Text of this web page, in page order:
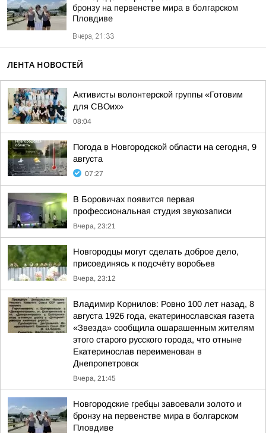
бронзу на первенстве мира в болгарском
Пловдиве
Вчера, 21:33
ЛЕНТА НОВОСТЕЙ
Активисты волонтерской группы «Готовим
для СВОих»
08:04
Погода в Новгородской области на сегодня, 9
августа
07:27
В Боровичах появится первая
профессиональная студия звукозаписи
Вчера, 23:21
Новгородцы могут сделать доброе дело,
присоединясь к подсчёту воробьев
Вчера, 23:12
Владимир Корнилов: Ровно 100 лет назад, 8
августа 1926 года, екатеринославская газета
«Звезда» сообщила ошарашенным жителям
этого старого русского города, что отныне
Екатеринослав переименован в
Днепропетровск
Вчера, 21:45
Новгородские гребцы завоевали золото и
бронзу на первенстве мира в болгарском
Пловдиве